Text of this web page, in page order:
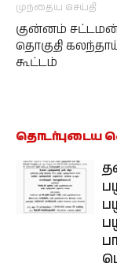
முந்தைய செய்தி
குன்னம்
தொகுதி
கூட்டம்
தொடர்புடைய